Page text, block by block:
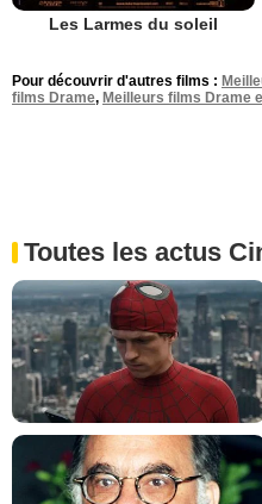
Les Larmes du soleil
Pour découvrir d'autres films :
films Drame, Meilleurs films Drame
Toutes les actus